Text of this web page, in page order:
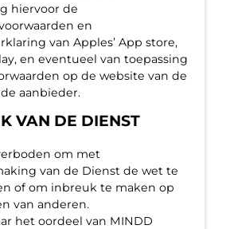
hiervoor de
en
van Apples’ App store,
en eventueel van toepassing
op de website van de
aanbieder.
VAN DE DIENST
om met
van de Dienst de wet te
of om inbreuk te maken op
van anderen.
het oordeel van MINDD